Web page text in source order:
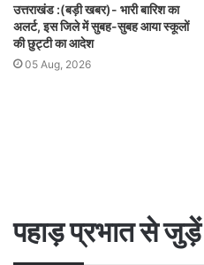
उत्तराखंड :(बड़ी खबर)- भारी बारिश का
अलर्ट, इस जिले में सुबह-सुबह आया स्कूलों
की छुट्टी का आदेश
05 Aug, 2026
पहाड़ प्रभात से जुड़ें